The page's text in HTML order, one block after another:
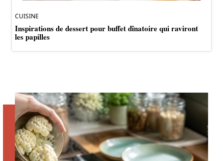
CUISINE
Inspirations de dessert pour buffet dînatoire qui raviront
les papilles